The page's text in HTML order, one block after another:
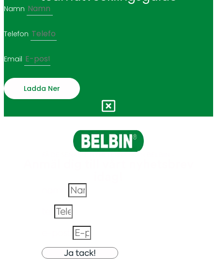
Namn
Telefon
Email
Ladda Ner
Ja tack!